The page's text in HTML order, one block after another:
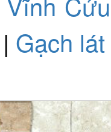
| Gạch